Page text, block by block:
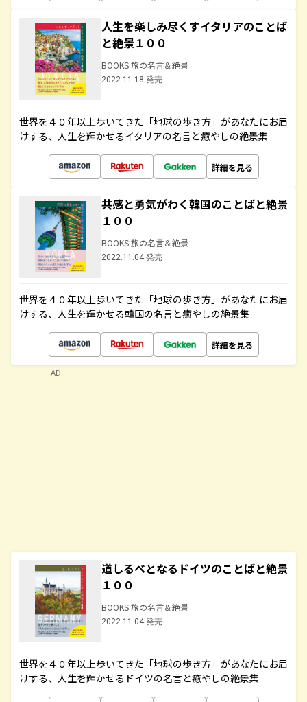
人生を楽しみ尽くすイタリアのことば
と絶景１００
BOOKS 旅の名言＆絶景
2022.11.18 発売
世界を４０年以上歩いてきた「地球の歩き方」があなたにお届
けする、人生を輝かせるイタリアの名言と癒やしの絶景集
詳細を見る
共感と勇気がわく韓国のことばと絶景
１００
BOOKS 旅の名言＆絶景
2022.11.04 発売
世界を４０年以上歩いてきた「地球の歩き方」があなたにお届
けする、人生を輝かせる韓国の名言と癒やしの絶景集
詳細を見る
道しるべとなるドイツのことばと絶景
１００
BOOKS 旅の名言＆絶景
2022.11.04 発売
世界を４０年以上歩いてきた「地球の歩き方」があなたにお届
けする、人生を輝かせるドイツの名言と癒やしの絶景集
AD